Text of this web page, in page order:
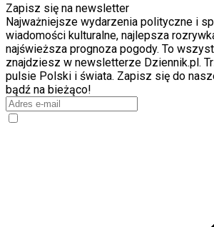
Zapisz się na newsletter
Najważniejsze wydarzenia polityczne i
wiadomości kulturalne, najlepsza
najświeższa prognoza pogody. To
znajdziesz w newsletterze Dziennik.pl.
pulsie Polski i świata. Zapisz się do
bądź na bieżąco!